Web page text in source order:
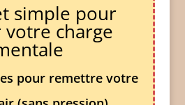
simple pour
votre charge
pour remettre votre